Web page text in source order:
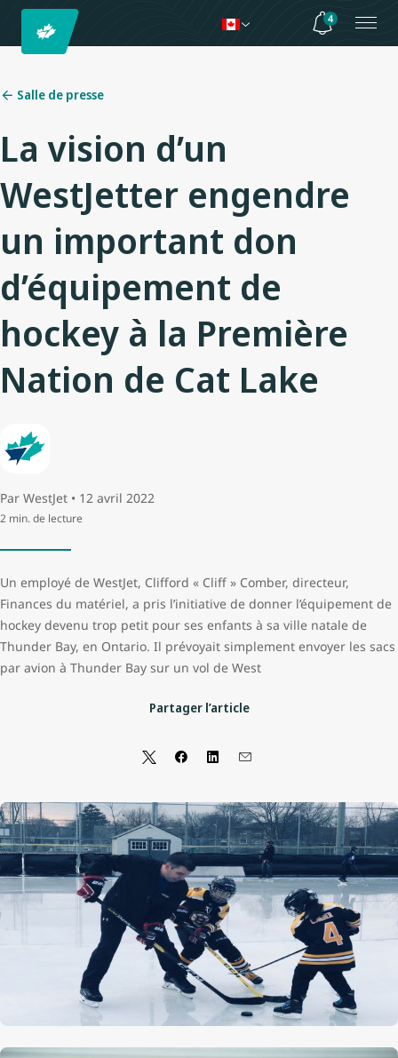
4
Salle de presse
La vision d’un
WestJetter engendre
un important don
d’équipement de
hockey à la Première
Nation de Cat Lake
Par WestJet • 12 avril 2022
2 min. de lecture
Un employé de WestJet, Clifford « Cliff » Comber, directeur,
Finances du matériel, a pris l’initiative de donner l’équipement de
hockey devenu trop petit pour ses enfants à sa ville natale de
Thunder Bay, en Ontario. Il prévoyait simplement envoyer les sacs
par avion à Thunder Bay sur un vol de West
Partager l’article